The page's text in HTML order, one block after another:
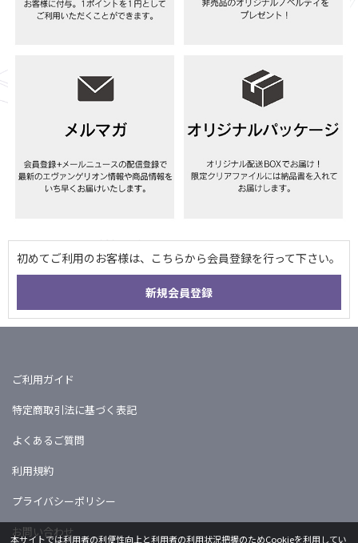
ご利用ガイド
特定商取引法に基づく表記
よくあるご質問
利用規約
プライバシーポリシー
お問い合わせ
本サイトでは利用者の利便性向上と利用者の利用状況把握のためCookieを利用してい